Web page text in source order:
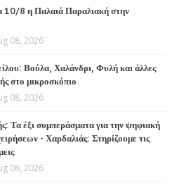
10/8 η Παλαιά Παραλιακή στην
08, 2026
Βούλα, Χαλάνδρι, Φυλή και άλλες
στο μικροσκόπιο
08, 2026
Τα έξι συμπεράσματα για την ψηφιακή
- Χαρδαλιάς: Στηρίζουμε τις
08, 2026